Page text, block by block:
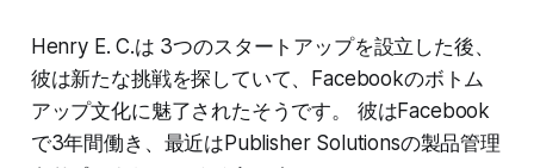
Henry E. C.は 3つのスタートアップを設立した後、
彼は新たな挑戦を探していて、Facebookのボトム
アップ文化に魅了されたそうです。 彼はFacebook
で3年間働き、最近はPublisher Solutionsの製品管理